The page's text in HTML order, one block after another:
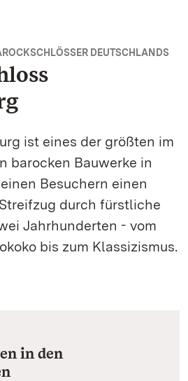
DEUTSCHLANDS
ist eines der größten im
barocken Bauwerke in
Besuchern einen
durch fürstliche
Jahrhunderten - vom
bis zum Klassizismus.
in den